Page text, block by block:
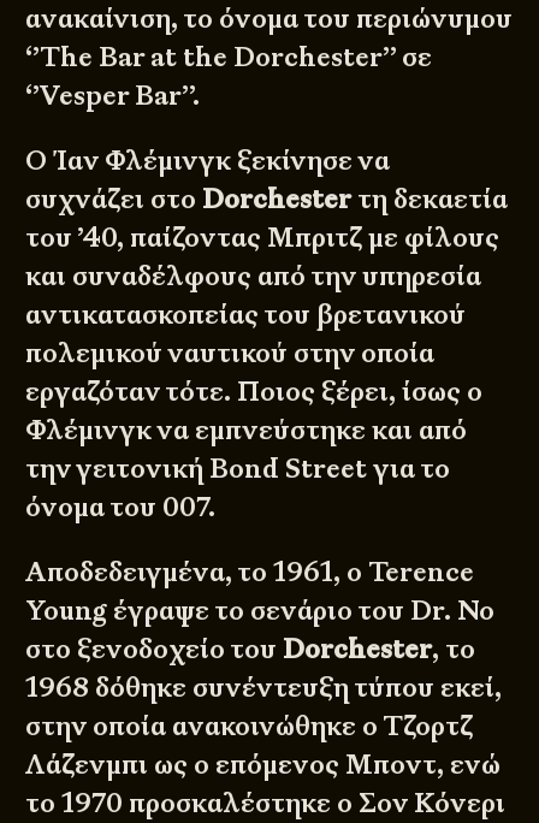
ανακαίνιση, το όνομα του περιώνυμου
‘’The Bar at the Dorchester’’ σε
‘’Vesper Bar’’.
Ο Ίαν Φλέμινγκ ξεκίνησε να
συχνάζει στο Dorchesterτη δεκαετία
του ’40, παίζοντας Μπριτζ με φίλους
και συναδέλφους από την υπηρεσία
αντικατασκοπείας του βρετανικού
πολεμικού ναυτικού στην οποία
εργαζόταν τότε. Ποιος ξέρει, ίσως ο
Φλέμινγκ να εμπνεύστηκε και από
την γειτονική Bond Street για το
όνομα του 007.
Αποδεδειγμένα, το 1961, ο Terence
Young έγραψε το σενάριο του Dr. No
στο ξενοδοχείο του Dorchester, το
1968 δόθηκε συνέντευξη τύπου εκεί,
στην οποία ανακοινώθηκε ο Τζορτζ
Λάζενμπι ως ο επόμενος Μποντ, ενώ
το 1970 προσκαλέστηκε ο Σον Κόνερι